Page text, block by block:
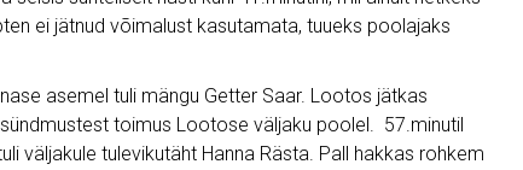
ei jätnud võimalust kasutamata, tuueks poolajaks
asemel tuli mängu Getter Saar. Lootos jätkas
toimus Lootose väljaku poolel. 57.minutil
väljakule tulevikutäht Hanna Rästa. Pall hakkas rohkem